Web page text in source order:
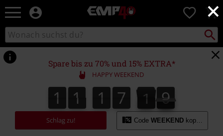
×
EMP
Merchandise
-
Shop
Rock
&
Entertainment
0
Katalog
durchsuchen
suchen
Spare bis zu 70% und 15% EXTRA*
HAPPY WEEKEND
1
1 1
1 1
1 7
7 0
1
0
1 9
0
9
Schlag zu! Code WEEKEND kopieren